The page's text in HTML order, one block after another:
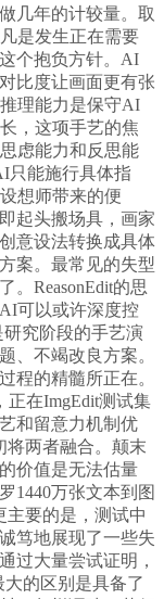
几年的计较量。取
是发生正在需要
个抱负方针。AI
比度让画面更有张
理能力是保守AI
，这项手艺的焦
虑能力和反思能
只能施行具体指
想师带来的便
起头搬场具，画家
意设法转换成具体
案。最常见的失型
。ReasonEdit的思
可以或许深度控
研究阶段的手艺演
、不竭改良方案。
程的精髓所正在。
正在ImgEdit测试集
和留意力机制优
将两者融合。颠末
价值是无法估量
1440万张文本到图
主要的是，测试中
笃地展现了一些失
过大量尝试证明，
大的区别是具备了